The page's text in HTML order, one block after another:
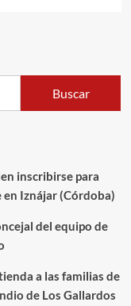
Buscar
inscribirse para
Iznájar (Córdoba)
del equipo de
a las familias de
de Los Gallardos